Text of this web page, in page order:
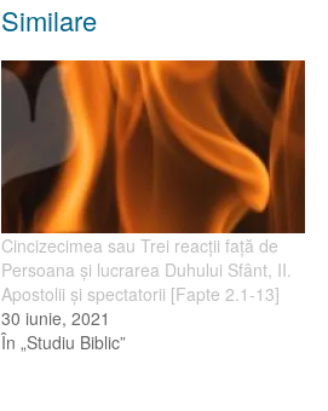
Similare
Cincizecimea sau Trei reacţii faţă de
Persoana şi lucrarea Duhului Sfânt, II.
Apostolii şi spectatorii [Fapte 2.1-13]
30 iunie, 2021
În „Studiu Biblic”